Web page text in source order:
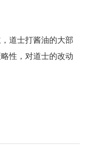
道士打酱油的大部
性，对道士的改动